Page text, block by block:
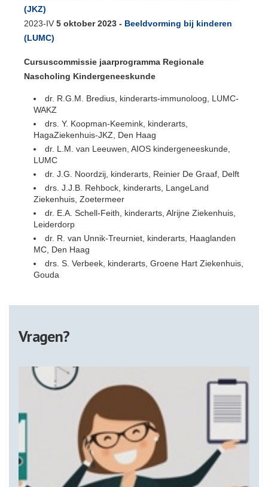
(JKZ)
2023-IV 5 oktober 2023 - Beeldvorming bij kinderen
(LUMC)
Cursuscommissie jaarprogramma Regionale
Nascholing Kindergeneeskunde
dr. R.G.M. Bredius, kinderarts-immunoloog, LUMC-
WAKZ
drs. Y. Koopman-Keemink, kinderarts,
HagaZiekenhuis-JKZ, Den Haag
dr. L.M. van Leeuwen, AIOS kindergeneeskunde,
LUMC
dr. J.G. Noordzij, kinderarts, Reinier De Graaf, Delft
drs. J.J.B. Rehbock, kinderarts, LangeLand
Ziekenhuis, Zoetermeer
dr. E.A. Schell-Feith, kinderarts, Alrijne Ziekenhuis,
Leiderdorp
dr. R. van Unnik-Treurniet, kinderarts, Haaglanden
MC, Den Haag
drs. S. Verbeek, kinderarts, Groene Hart Ziekenhuis,
Gouda
Vragen?